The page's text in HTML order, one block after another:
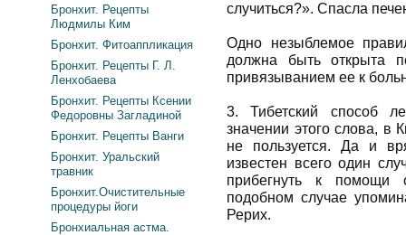
случиться?». Спасла
Одно незыблемое
должна быть открыта
привязыванием ее к
3. Тибетский способ
значении этого слова, в
не пользуется. Да и
известен всего один
прибегнуть к помощи
подобном случае
Рерих.
Бронхит. Рецепты
Людмилы Ким
Бронхит. Фитоаппликация
Бронхит. Рецепты Г. Л.
Ленхобаева
Бронхит. Рецепты Ксении
Федоровны Загладиной
Бронхит. Рецепты Ванги
Бронхит. Уральский
травник
Бронхит.Очистительные
процедуры йоги
Бронхиальная астма.